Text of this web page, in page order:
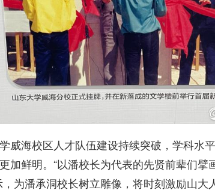
威海校区人才队伍建设持续突破，学科水
加鲜明。“以潘校长为代表的先贤前辈们擘
，为潘承洞校长树立雕像，将时刻激励山大